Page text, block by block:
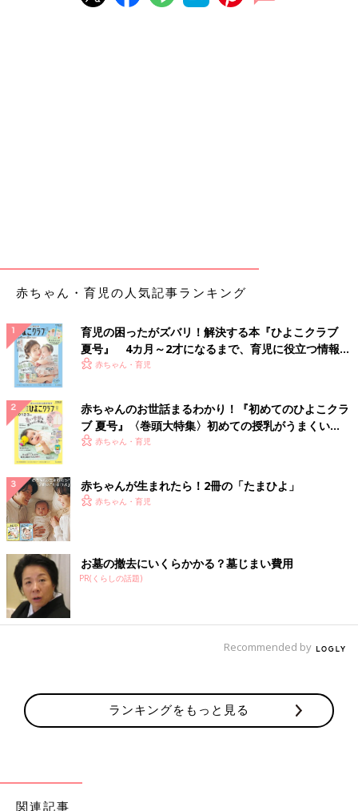
赤ちゃん・育児の人気記事ランキング
育児の困ったがズバリ！解決する本『ひよこクラブ
夏号』 4カ月～2才になるまで、育児に役立つ情報が
いっぱい！
赤ちゃん・育児
赤ちゃんのお世話まるわかり！『初めてのひよこクラ
ブ 夏号』〈巻頭大特集〉初めての授乳がうまくい
く！ おっぱい・ミルクの基本と夏のトラブル 解決テ
赤ちゃん・育児
赤ちゃんが生まれたら！2冊の「たまひよ」
赤ちゃん・育児
お墓の撤去にいくらかかる？墓じまい費用
PR(くらしの話題)
Recommended by
ランキングをもっと見る
関連記事